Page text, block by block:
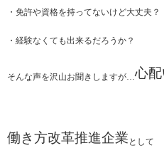
・免許や資格を持ってないけど大丈夫？
・経験なくても出来るだろうか？
そんな声を沢山お聞きしますが…心配
働き方改革推進企業 として